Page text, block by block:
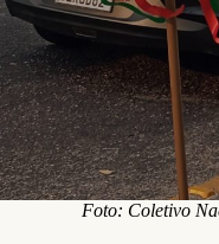
Foto: Coletivo